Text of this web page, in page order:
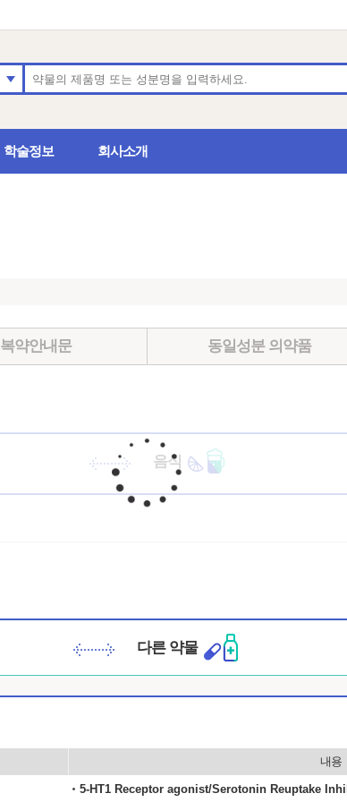
학술정보 회사소개
복약안내문 동일성분 의약품
음식
다른 약물
내용
5-HT1 Receptor agonist/Serotonin Reuptake